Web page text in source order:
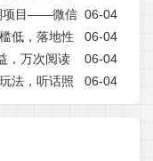
06-04
项目——微信
取腾讯流量主收
盘拉新四种变现方
常高，前期做起来
每天的，单月过
06-04
低，落地性
06-04
，万次阅读
06-04
法，听话照